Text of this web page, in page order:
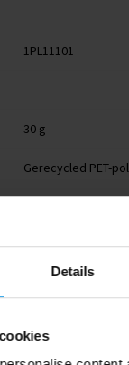
Details
1PL11101
30 g
Gerecycled PET-
Zwart/Wit